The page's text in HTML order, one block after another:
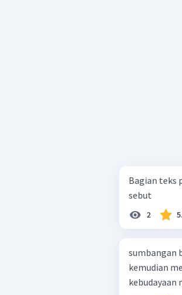
Bagian teks
sebut
2
sumbangan
kemudian
kebudayaan